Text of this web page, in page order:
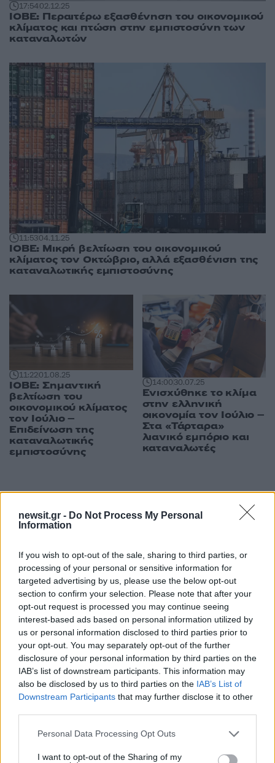
newsit.gr - Do Not Process My Personal
Information
If you wish to opt-out of the sale, sharing to third parties, or
processing of your personal or sensitive information for
targeted advertising by us, please use the below opt-out
section to confirm your selection. Please note that after your
opt-out request is processed you may continue seeing
interest-based ads based on personal information utilized by
us or personal information disclosed to third parties prior to
your opt-out. You may separately opt-out of the further
disclosure of your personal information by third parties on the
IAB’s list of downstream participants. This information may
also be disclosed by us to third parties on the IAB’s List of
Downstream Participants that may further disclose it to other
Please note that this website/app uses one or more Google
not limited to your visit or usage behaviour. You may click to
Personal Data Processing Opt Outs
I want to opt-out of the Sharing of my
17:5402.12.25
ΙΟΒΕ: Περαιτέρω εξασθένηση του οικονομικού
κλίματος και πτώση στην εμπιστοσύνη των
καταναλωτών
11:5304.11.25
ΙΟΒΕ: Μικρή βελτίωση του οικονομικού
κλίματος τον Οκτώβριο, αλλά εξασθένιση της
καταναλωτικής εμπιστοσύνης
11:2201.08.25
ΙΟΒΕ: Σημαντική
βελτίωση του
οικονομικού κλίματος
τον Ιούλιο –
Επιδείνωση της
καταναλωτικής
εμπιστοσύνης
14:0030.07.25
Ενισχύθηκε το κλίμα
στην ελληνική
οικονομία τον Ιούλιο –
Στα «Τάρταρα»
λιανικό εμπόριο και
καταναλωτές